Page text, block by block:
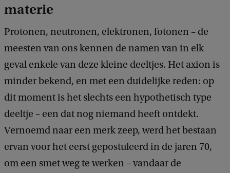
materie
Protonen, neutronen, elektronen, fotonen – de
meesten van ons kennen de namen van in elk
geval enkele van deze kleine deeltjes. Het axion is
minder bekend, en met een ​​duidelijke reden: op
dit moment is het slechts een hypothetisch type
deeltje – een dat nog niemand heeft ontdekt. ​​
Vernoemd naar een merk zeep, werd het bestaan ​​
ervan voor het eerst gepostuleerd in de jaren 70,
om een smet weg te werken – vandaar de